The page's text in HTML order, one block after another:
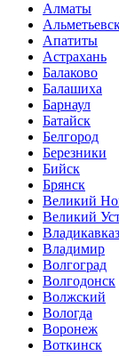
Алматы
Апатиты
Астрахань
Балаково
Балашиха
Барнаул
Батайск
Белгород
Березники
Бийск
Брянск
Великий
Великий
Владикавказ
Владимир
Волгоград
Волгодонск
Волжский
Вологда
Воронеж
Воткинск